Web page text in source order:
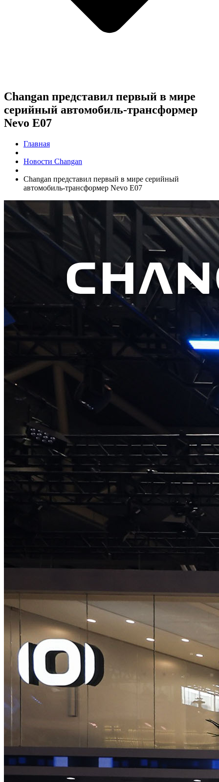
Changan представил первый в мире
серийный автомобиль-трансформер
Nevo E07
Главная
Новости Changan
Changan представил первый в мире серийный
автомобиль-трансформер Nevo E07